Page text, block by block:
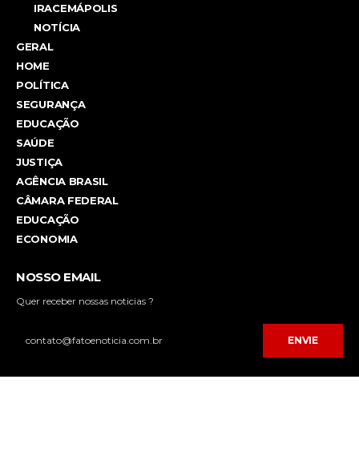
IRACEMÁPOLIS
NOTÍCIA
GERAL
HOME
POLÍTICA
SEGURANÇA
EDUCAÇÃO
SAÚDE
JUSTIÇA
AGÊNCIA BRASIL
CÂMARA FEDERAL
EDUCAÇÃO
ECONOMIA
NOSSO EMAIL
Quer receber nossas noticias ?
ENVIE